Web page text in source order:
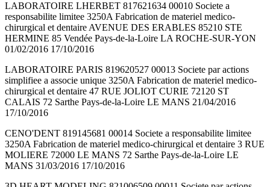
LABORATOIRE LHERBET 817621634 00010 Societe a
responsabilite limitee 3250A Fabrication de materiel medico-
chirurgical et dentaire AVENUE DES ERABLES 85210 STE
HERMINE 85 Vendée Pays-de-la-Loire LA ROCHE-SUR-YON
01/02/2016 17/10/2016
LABORATOIRE PARIS 819620527 00013 Societe par actions
simplifiee a associe unique 3250A Fabrication de materiel medico-
chirurgical et dentaire 47 RUE JOLIOT CURIE 72120 ST
CALAIS 72 Sarthe Pays-de-la-Loire LE MANS 21/04/2016
17/10/2016
CENO'DENT 819145681 00014 Societe a responsabilite limitee
3250A Fabrication de materiel medico-chirurgical et dentaire 3 RUE
MOLIERE 72000 LE MANS 72 Sarthe Pays-de-la-Loire LE
MANS 31/03/2016 17/10/2016